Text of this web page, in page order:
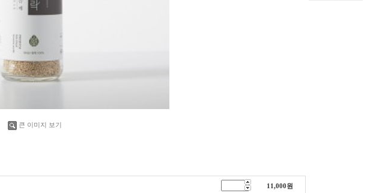
큰 이미지 보기
11,000원